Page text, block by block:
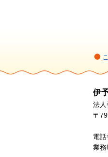
伊
法
〒
電
業務